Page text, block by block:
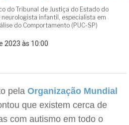
do Tribunal de Justiça do Estado do
neurologista infantil, especialista em
do Comportamento (PUC-SP)
2023 às 10:00
pela Organização Mundial
que existem cerca de
com autismo em todo o